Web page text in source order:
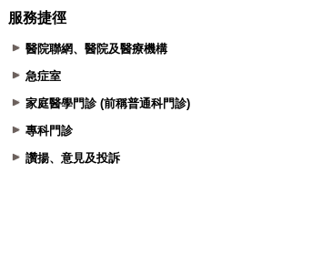
服務捷徑
醫院聯網、醫院及醫療機構
急症室
家庭醫學門診 (前稱普通科門診)
專科門診
讚揚、意見及投訴